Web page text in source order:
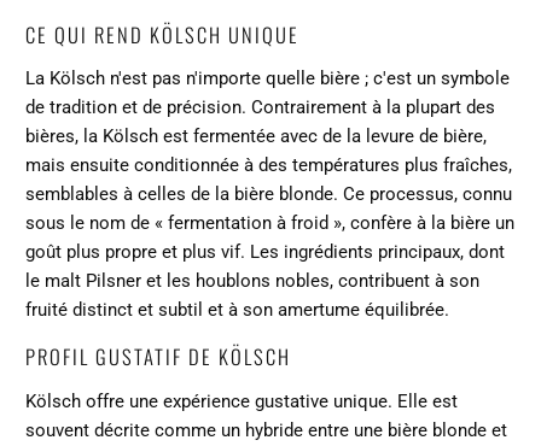
CE QUI REND KÖLSCH UNIQUE
La Kölsch n'est pas n'importe quelle bière ; c'est un symbole
de tradition et de précision. Contrairement à la plupart des
bières, la Kölsch est fermentée avec de la levure de bière,
mais ensuite conditionnée à des températures plus fraîches,
semblables à celles de la bière blonde. Ce processus, connu
sous le nom de « fermentation à froid », confère à la bière un
goût plus propre et plus vif. Les ingrédients principaux, dont
le malt Pilsner et les houblons nobles, contribuent à son
fruité distinct et subtil et à son amertume équilibrée.
PROFIL GUSTATIF DE KÖLSCH
Kölsch offre une expérience gustative unique. Elle est
souvent décrite comme un hybride entre une bière blonde et